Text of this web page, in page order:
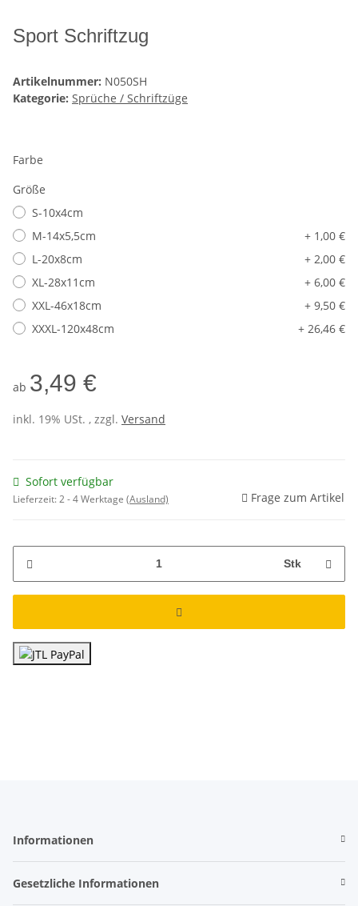
Sport Schriftzug
Artikelnummer: N050SH
Kategorie: Sprüche / Schriftzüge
Farbe
Größe
S-10x4cm
M-14x5,5cm
+ 1,00 €
L-20x8cm
+ 2,00 €
XL-28x11cm
+ 6,00 €
XXL-46x18cm
+ 9,50 €
XXXL-120x48cm
+ 26,46 €
ab 3,49 €
inkl. 19% USt. , zzgl. Versand
Sofort verfügbar
Lieferzeit:2 - 4 Werktage (Ausland) Frage zum Artikel
Stk
Informationen
Gesetzliche Informationen